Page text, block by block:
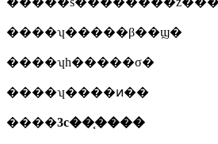
����ʮ�����β��ϣ�
����ʮһ�����σ�
����ʮ����ͷ��
����3c��֤����